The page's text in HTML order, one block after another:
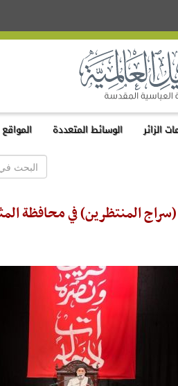
الزائر الوسائط المتعددة المواقع
المنتظرين) في محافظة